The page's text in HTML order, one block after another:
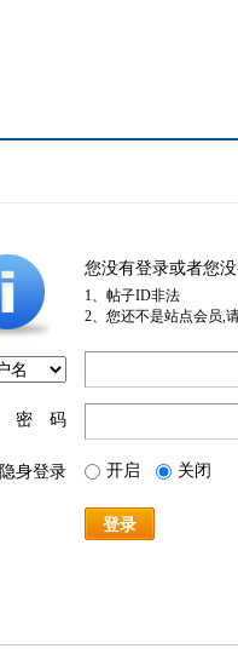
您没有登录或者您
1、帖子ID非法
2、您还不是站点会员,
密 码
隐身登录 开启 关闭
登录